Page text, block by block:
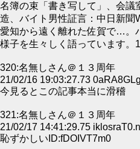
名簿の束「書き写して」、会
造、バイト男性証言：中日新聞
愛知から遠く離れた佐賀で…。
様子を生々しく語っています。
320:名無しさん＠１３周年
21/02/16 19:03:27.73
今見るとこの記事本当に滑稽
321:名無しさん＠１３周年
21/02/17 14:41:29.75
恥ずかしいID:fDOIVT7m0